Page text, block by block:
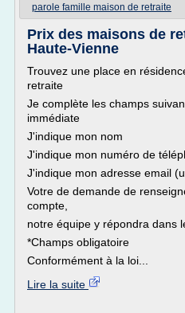
parole famille maison de retraite
Prix des maisons de
Haute-Vienne
Trouvez une place en
retraite
Je complète les champs
immédiate
J'indique mon nom
J'indique mon numéro de
J'indique mon adresse email
Votre de demande de
compte,
notre équipe y répondra dans
*Champs obligatoire
Conformément à la loi...
Lire la suite